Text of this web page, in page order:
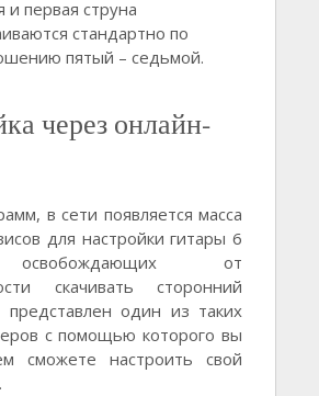
и первая струна
стандартно по
пятый – седьмой.
через онлайн-
в сети появляется масса
для настройки гитары 6
от
скачивать сторонний
один из таких
с помощью которого вы
сможете настроить свой